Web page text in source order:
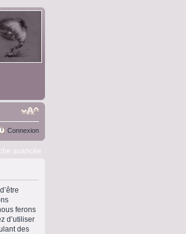
Connexion
avancée
ferons
d’utiliser
des